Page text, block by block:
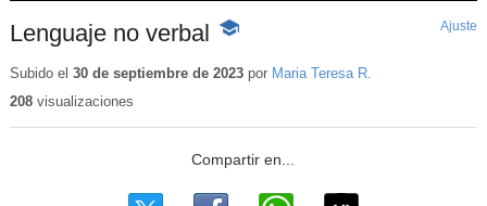
Lenguaje no verbal
-
educativo
Ajuste
Subido el 30 de septiembre de 2023por Maria Teresa R.
208visualizaciones